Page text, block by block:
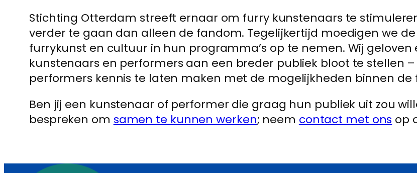
Stichting Otterdam streeft ernaar om furry kunstenaars te
verder te gaan dan alleen de fandom. Tegelijkertijd moedigen we
furrykunst en cultuur in hun programma’s op te nemen. Wij
kunstenaars en performers aan een breder publiek bloot te stellen
performers kennis te laten maken met de mogelijkheden binnen
Ben jij een kunstenaar of performer die graag hun publiek uit zou
bespreken om samen te kunnen werken; neem contact met ons op